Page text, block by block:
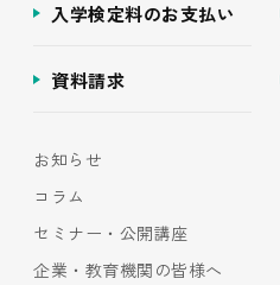
入学検定料のお支払い
資料請求
お知らせ
コラム
セミナー・公開講座
企業・教育機関の皆様へ